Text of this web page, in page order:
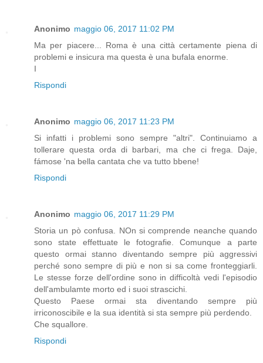
Anonimo maggio 06, 2017 11:02 PM
Ma per piacere... Roma è una città certamente piena di
problemi e insicura ma questa è una bufala enorme.
I
Rispondi
Anonimo maggio 06, 2017 11:23 PM
Si infatti i problemi sono sempre "altri". Continuiamo a
tollerare questa orda di barbari, ma che ci frega. Daje,
fámose 'na bella cantata che va tutto bbene!
Rispondi
Anonimo maggio 06, 2017 11:29 PM
Storia un pò confusa. NOn si comprende neanche quando
sono state effettuate le fotografie. Comunque a parte
questo ormai stanno diventando sempre più aggressivi
perché sono sempre di più e non si sa come fronteggiarli.
Le stesse forze dell'ordine sono in difficoltà vedi l'episodio
dell'ambulamte morto ed i suoi strascichi.
Questo Paese ormai sta diventando sempre più
irriconoscibile e la sua identità si sta sempre più perdendo.
Che squallore.
Rispondi